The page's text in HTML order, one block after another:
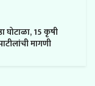
घोटाळा, 15 कृषी
मागणी